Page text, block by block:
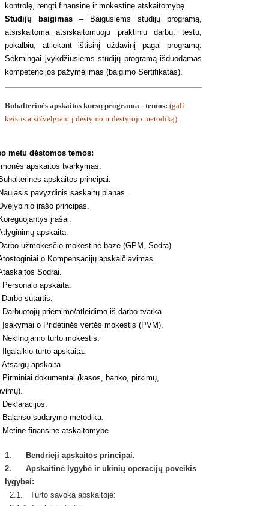
kontrolę, rengti finansinę ir mokestinę atskaitomybę.
Studijų baigimas – Baigusiems studijų programą,
atsiskaitoma atsiskaitomuoju praktiniu darbu: testu,
pokalbiu, atliekant ištisinį uždavinį pagal programą.
Sėkmingai įvykdžiusiems studijų programą išduodamas
kompetencijos pažymėjimas (baigimo Sertifikatas).
Buhalterinės apskaitos kursų programa - temos: (gali
keistis atsižvelgiant į dėstymo ir dėstytojo metodiką).
metu dėstomos temos:
apskaitos tvarkymas.
apskaitos principai.
pavyzdinis saskaitų planas.
įrašo principas.
įrašai.
apskaita.
užmokesčio mokestinė bazė (GPM, Sodra).
o Kompensacijų apskaičiavimas.
Sodrai.
apskaita.
sutartis.
priėmimo/atleidimo iš darbo tvarka.
o Pridėtinės vertės mokestis (PVM).
turto mokestis.
turto apskaita.
apskaita.
dokumentai (kasos, banko, pirkimų,
sudarymo metodika.
finansinė atskaitomybė
1. Bendrieji apskaitos principai.
2. Apskaitinė lygybė ir ūkinių operacijų poveikis
lygybei:
2.1. Turto sąvoka apskaitoje: